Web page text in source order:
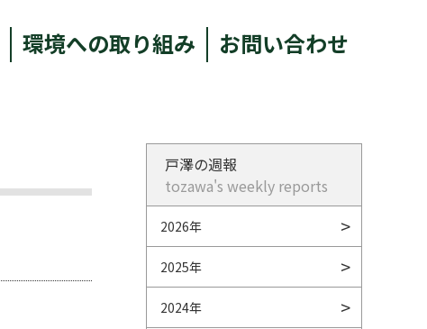
環境への取り組み お問い合わせ
戸澤の週報
tozawa's weekly reports
2026年
2025年
2024年